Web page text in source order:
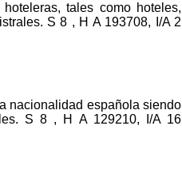
tales como hoteles,
S 8 , H A 193708, I/A 2
nacionalidad española siendo
S 8 , H A 129210, I/A 16